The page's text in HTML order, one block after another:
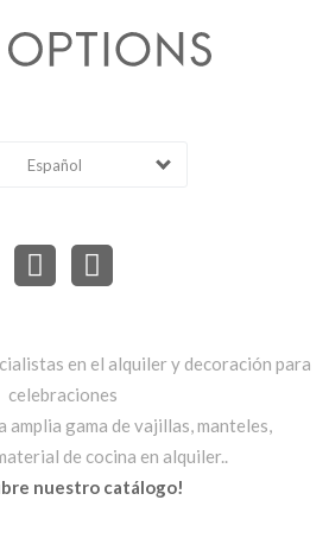
Español
en el alquiler y decoración para
celebraciones
amplia gama de vajillas, manteles,
de cocina en alquiler..
nuestro catálogo!